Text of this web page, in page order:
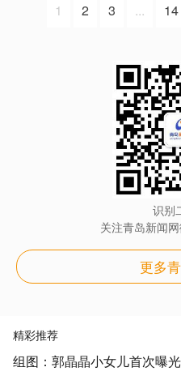
1 2 3 ... 14
识别
关注青岛新闻
更多
精彩推荐
组图：郭晶晶小女儿首次曝